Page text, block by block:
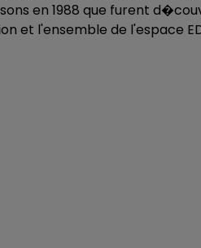
en 1988 que furent
et l'ensemble de l'espace